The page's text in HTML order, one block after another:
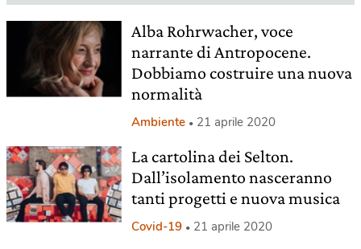
Alba Rohrwacher, voce
narrante di Antropocene.
Dobbiamo costruire una nuova
normalità
Ambiente 21 aprile 2020
La cartolina dei Selton.
Dall’isolamento nasceranno
tanti progetti e nuova musica
Covid-19 21 aprile 2020